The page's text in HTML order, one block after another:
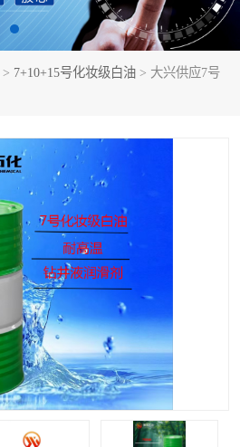
> 7+10+15号化妆级白油 > 大兴供应7号
260号溶剂油
天然乳胶
46+68号化妆级白油